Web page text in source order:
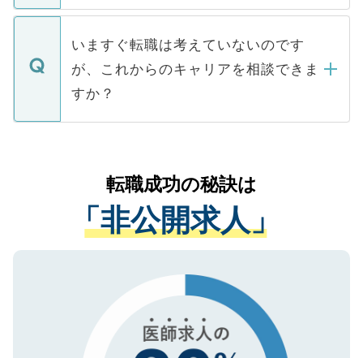
関を公にしてしまうと、応募が殺到する場
に、医療機関が求める条件に合った人材の
みを人材紹介会社に依頼するケースが増え
ています。
定を承諾する必要はありません。内定先へ
の辞退の連絡はキャリアパートナーが行い
ますので、ご安心ください。
個人情報が漏えいすることはありませんの
で、ご安心ください。当サイトからの登録
などで収集したご登録者様の個人情報は、
ご本人のキャリアアップおよび転職活動の
支援を目的に使用いたします。お預かりし
ているすべての個人データはご本人の許可
は、個人情報の取り扱いについての厳密な
管理基準を満たした事業者のみに付与され
る、プライバシーマークを取得済みです。
ご登録いただいた個人情報は、SSL（デー
で、機密保持に関してもご安心ください。
いますぐ転職は考えていないのです
が、これからのキャリアを相談できま
すか？
かがいして、現在の医療機関の状況や紹介
経験をまじえながら、適切なアドバイスを
させていただきます。すぐにご転職をされ
ない方には、長期的なサポートが可能です
ので、まずはご登録ください。
転職成功の秘訣は
「非公開求人」